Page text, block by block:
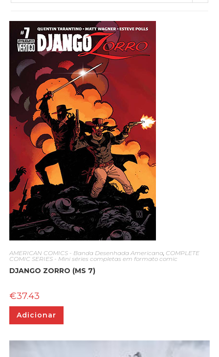
AMERICAN COMICS - Banda Desenhada Americana, COMPLETE
COMIC SERIES - Mini séries completas em formato comic
DJANGO ZORRO (MS 7)
€37.43
Adicionar